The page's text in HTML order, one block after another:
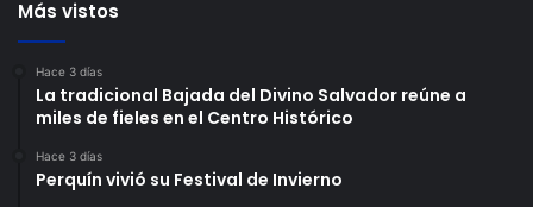
Más vistos
Hace 3 días
La tradicional Bajada del Divino Salvador reúne a
miles de fieles en el Centro Histórico
Hace 3 días
Perquín vivió su Festival de Invierno